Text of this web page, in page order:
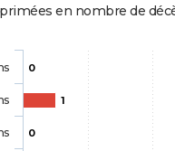
en nombre de
0
1
0